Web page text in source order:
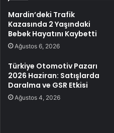
Mardin’deki Trafik
Kazasında 2 Yaşındaki
Bebek Hayatını Kaybetti
Ağustos 6, 2026
Türkiye Otomotiv Pazarı
2026 Haziran: Satışlarda
Daralma ve GSR Etkisi
Ağustos 4, 2026